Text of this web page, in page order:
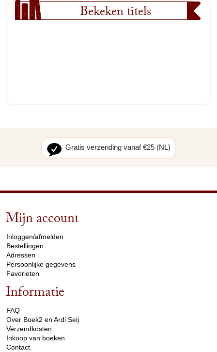
Bekeken titels
Gratis verzending vanaf €25 (NL)
Mijn account
Inloggen/afmelden
Bestellingen
Adressen
Persoonlijke gegevens
Favorieten
Informatie
FAQ
Over Boek2 en Ardi Seij
Verzendkosten
Inkoop van boeken
Contact